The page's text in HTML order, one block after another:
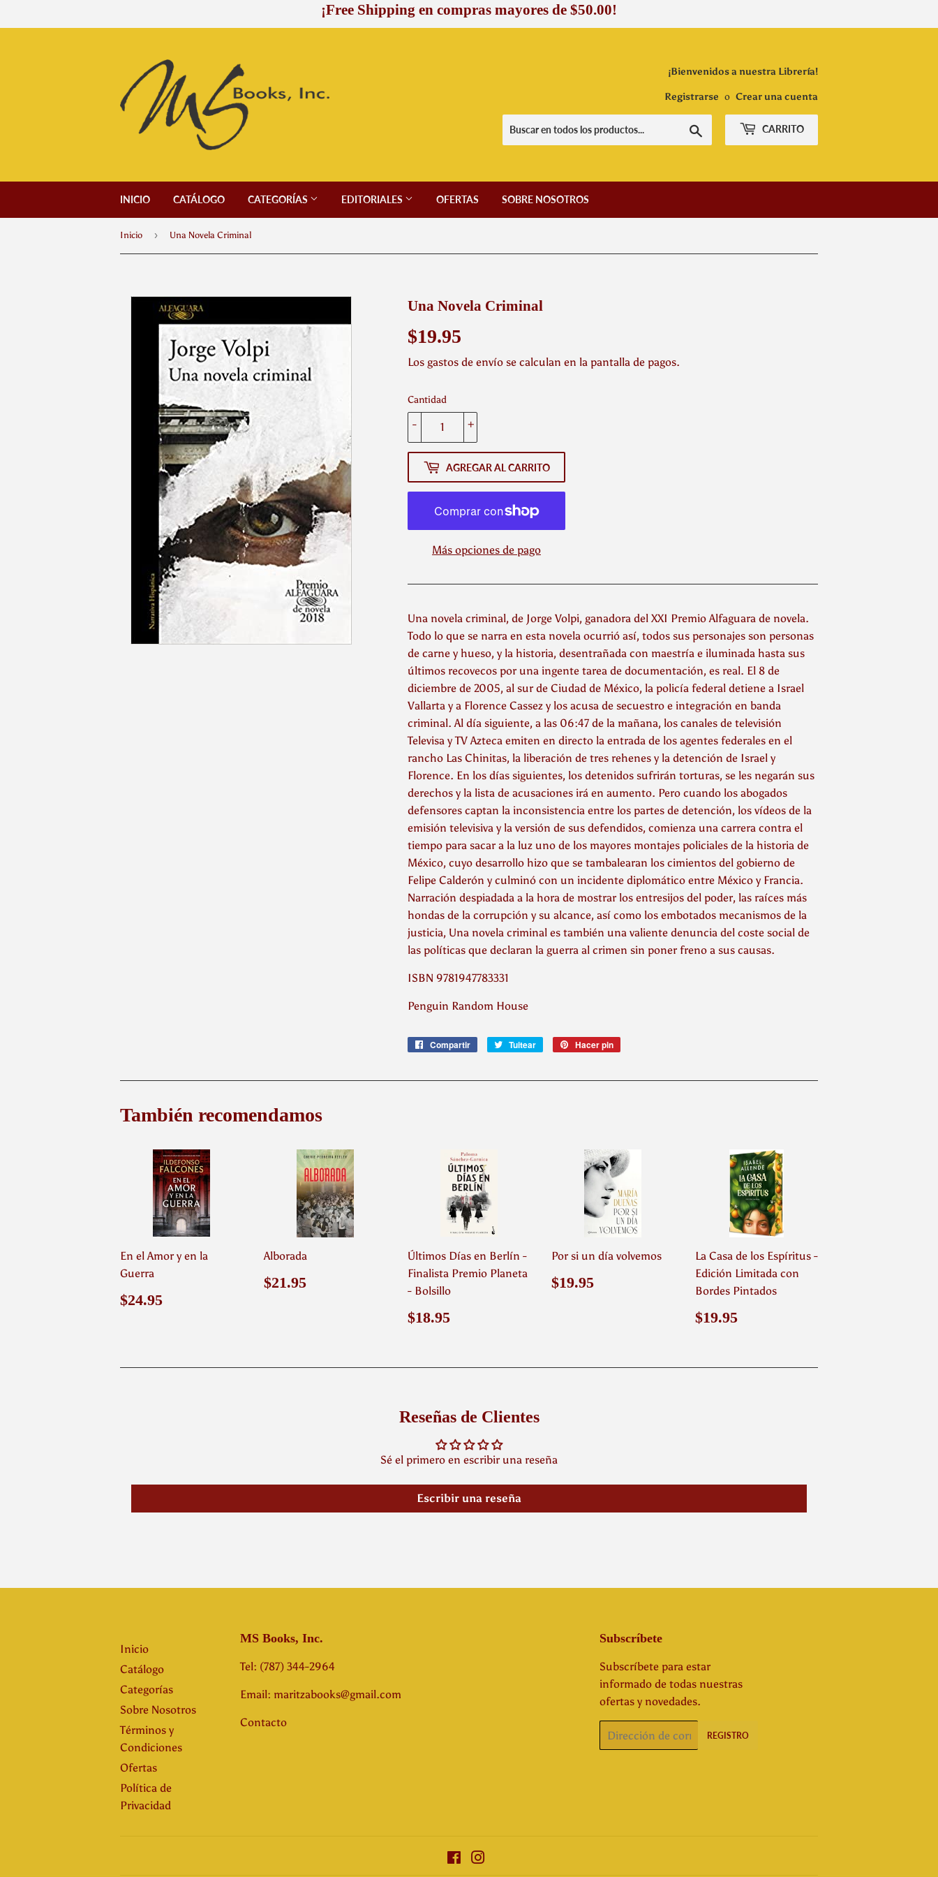
¡Free Shipping en compras mayores de $50.00!
¡Bienvenidos a nuestra Librería!
Registrarse o Crear una cuenta
CARRITO
INICIO CATÁLOGO CATEGORÍAS EDITORIALES OFERTAS SOBRE NOSOTROS
Inicio › Una Novela Criminal
Una Novela Criminal
$19.95
Los gastos de envío se calculan en la pantalla de pagos.
Cantidad
+
-
AGREGAR AL CARRITO
Más opciones de pago
Una novela criminal, de Jorge Volpi, ganadora del XXI Premio Alfaguara de novela.
Todo lo que se narra en esta novela ocurrió así, todos sus personajes son personas
de carne y hueso, y la historia, desentrañada con maestría e iluminada hasta sus
últimos recovecos por una ingente tarea de documentación, es real. El 8 de
diciembre de 2005, al sur de Ciudad de México, la policía federal detiene a Israel
Vallarta y a Florence Cassez y los acusa de secuestro e integración en banda
criminal. Al día siguiente, a las 06:47 de la mañana, los canales de televisión
Televisa y TV Azteca emiten en directo la entrada de los agentes federales en el
rancho Las Chinitas, la liberación de tres rehenes y la detención de Israel y
Florence. En los días siguientes, los detenidos sufrirán torturas, se les negarán sus
derechos y la lista de acusaciones irá en aumento. Pero cuando los abogados
defensores captan la inconsistencia entre los partes de detención, los vídeos de la
emisión televisiva y la versión de sus defendidos, comienza una carrera contra el
tiempo para sacar a la luz uno de los mayores montajes policiales de la historia de
México, cuyo desarrollo hizo que se tambalearan los cimientos del gobierno de
Felipe Calderón y culminó con un incidente diplomático entre México y Francia.
Narración despiadada a la hora de mostrar los entresijos del poder, las raíces más
hondas de la corrupción y su alcance, así como los embotados mecanismos de la
justicia, Una novela criminal es también una valiente denuncia del coste social de
las políticas que declaran la guerra al crimen sin poner freno a sus causas.
ISBN 9781947783331
Penguin Random House
Compartir
CompartirTuitear
Tuitear Hacer pin
También recomendamos
En el Amor y en la
Guerra
Precio
$24.95
Alborada
Precio
$21.95
Últimos Días en Berlín -
Finalista Premio Planeta
- Bolsillo
Precio
$18.95
Por si un día volvemos
Precio
$19.95
La Casa de los Espíritus -
Edición Limitada con
Bordes Pintados
Precio
$19.95
Reseñas de Clientes
Sé el primero en escribir una reseña
Escribir una reseña
Inicio
Catálogo
Categorías
Sobre Nosotros
Términos y
Condiciones
Ofertas
Política de
Privacidad
MS Books, Inc.
Tel: (787) 344-2964
Email: maritzabooks@gmail.com
Contacto
Subscríbete
Subscríbete para estar
informado de todas nuestras
ofertas y novedades.
electrónico
REGISTRO
Facebook